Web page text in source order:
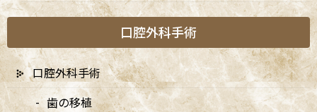
央線(快速)「阿佐ケ谷駅」徒歩0分 / JR中央/総武線「阿佐ケ谷駅」
徒歩0分 / 東京メトロ丸ノ内線「南阿佐ケ谷駅」徒歩8分の、駅す
ぐでとても通いやすい場所にある歯医者です。杉並区や中野区、新
宿、東京都内、隣接県や遠方からも患者様に来院頂きやすい環境
といえます。
口腔外科手術
口腔外科手術
歯の移植